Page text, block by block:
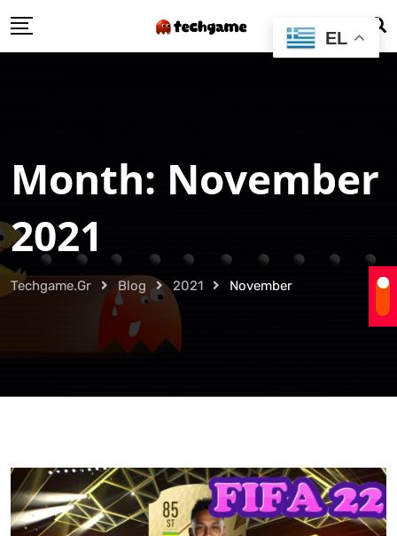
to
Month: November
2021
Techgame.gr Blog 2021 November
EL